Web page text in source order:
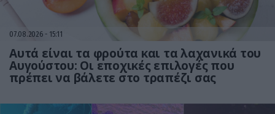
07.08.2026 15:11
Αυτά είναι τα φρούτα και τα λαχανικά του
Αυγούστου: Οι εποχικές επιλογές που
πρέπει να βάλετε στο τραπέζι σας